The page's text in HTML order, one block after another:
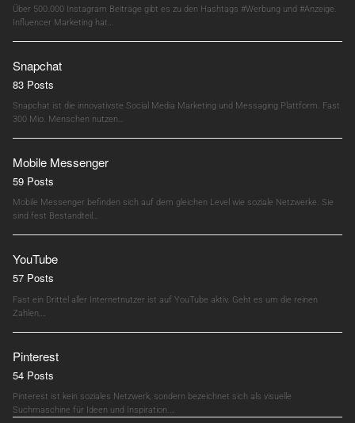
Über 500.000 Instagram Beiträge gibt es zu den Hashtags #Werbung und #Anzeige.
Influencer Marketing hat…
Snapchat
83 Posts
Snapchat ist die innovativste Social Media Marketing und Messaging Plattform. Fast
300 Mio. Menschen nutzen…
Mobile Messenger
59 Posts
Mobile Messenger befinden sich auf dem gleichen Level wie soziale Netzwerke. Sie
sind fest Bestandteil…
YouTube
57 Posts
Fast ein Drittel aller Internetnutzer ist auf YouTube aktiv. Geht es um die reinen
Zahlen,…
Pinterest
54 Posts
Pinterest ist kein soziales Netzwerk, sondern bezeichnet sich als visuelle
Suchmaschine für Ideen und Inspiration.…